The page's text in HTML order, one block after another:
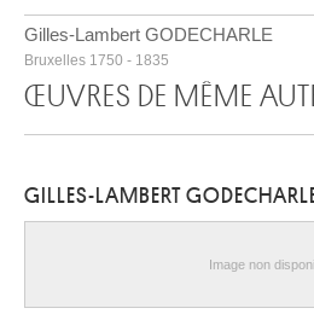
Gilles-Lambert GODECHARLE
Bruxelles 1750 - 1835
ŒUVRES DE MÊME
GILLES-LAMBERT
Image non